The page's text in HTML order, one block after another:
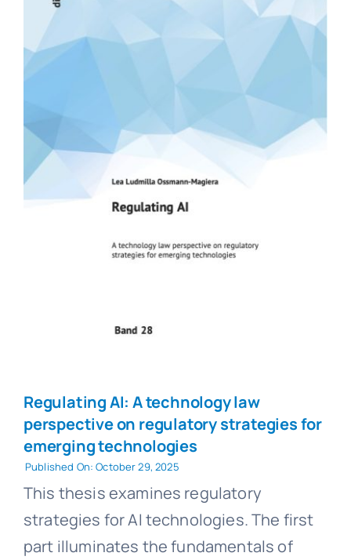
Regulating AI: A technology law
perspective on regulatory strategies for
emerging technologies
Published On: October 29, 2025
This thesis examines regulatory
strategies for AI technologies. The first
part illuminates the fundamentals of